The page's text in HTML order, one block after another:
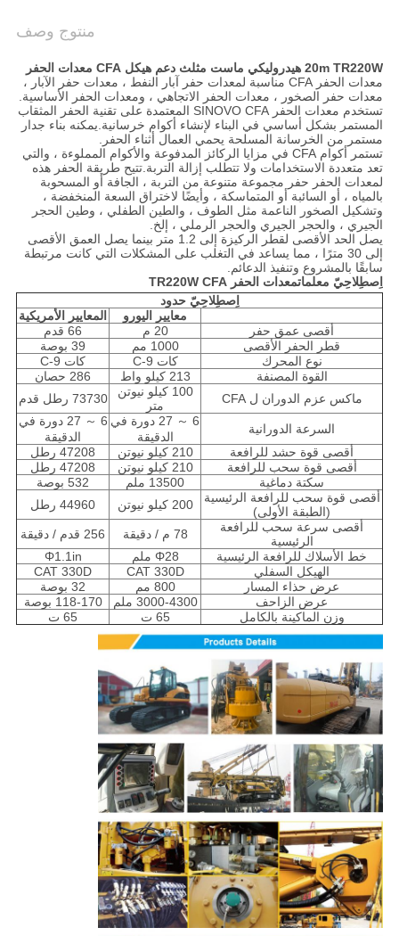
منتوج وصف
20m TR220W هيدروليكي ماست مثلث دعم هيكل CFA معدات الحفر
معدات الحفر CFA مناسبة لمعدات حفر آبار النفط ، معدات حفر الآبار ،
معدات حفر الصخور ، معدات الحفر الاتجاهي ، ومعدات الحفر الأساسية.
تستخدم معدات الحفر SINOVO CFA المعتمدة على تقنية الحفر المثقاب
المستمر بشكل أساسي في البناء لإنشاء أكوام خرسانية.يمكنه بناء جدار
مستمر من الخرسانة المسلحة يحمي العمال أثناء الحفر.
تستمر أكوام CFA في مزايا الركائز المدفوعة والأكوام المملوءة ، والتي
تعد متعددة الاستخدامات ولا تتطلب إزالة التربة.تتيح طريقة الحفر هذه
لمعدات الحفر حفر مجموعة متنوعة من التربة ، الجافة أو المسحوبة
بالمياه ، أو السائبة أو المتماسكة ، وأيضًا لاختراق السعة المنخفضة ،
وتشكيل الصخور الناعمة مثل الطوف ، والطين الطفلي ، وطين الحجر
الجيري ، والحجر الجيري والحجر الرملي ، إلخ.
يصل الحد الأقصى لقطر الركيزة إلى 1.2 متر بينما يصل العمق الأقصى
إلى 30 مترًا ، مما يساعد في التغلب على المشكلات التي كانت مرتبطة
سابقًا بالمشروع وتنفيذ الدعائم.
اِصطِلاحِيّ معلماتمعدات الحفر TR220W CFA
اِصطِلاحِيّ حدود
معايير اليورو
المعايير الأمريكية
أقصى عمق حفر
20 م
66 قدم
قطر الحفر الأقصى
1000 مم
39 بوصة
نوع المحرك
كات C-9
كات C-9
القوة المصنفة
213 كيلو واط
286 حصان
ماكس عزم الدوران ل CFA
100 كيلو نيوتن
متر
73730 رطل قدم
السرعة الدورانية
6 ～ 27 دورة في
الدقيقة
6 ～ 27 دورة في
الدقيقة
أقصى قوة حشد للرافعة
210 كيلو نيوتن
47208 رطل
أقصى قوة سحب للرافعة
210 كيلو نيوتن
47208 رطل
سكتة دماغية
13500 ملم
532 بوصة
أقصى قوة سحب للرافعة الرئيسية
(الطبقة الأولى)
200 كيلو نيوتن
44960 رطل
أقصى سرعة سحب للرافعة
الرئيسية
78 م / دقيقة
256 قدم / دقيقة
خط الأسلاك للرافعة الرئيسية
Φ28 ملم
Φ1.1in
الهيكل السفلي
CAT 330D
CAT 330D
عرض حذاء المسار
800 مم
32 بوصة
عرض الزاحف
3000-4300 ملم
118-170 بوصة
وزن الماكينة بالكامل
65 ت 65 ت